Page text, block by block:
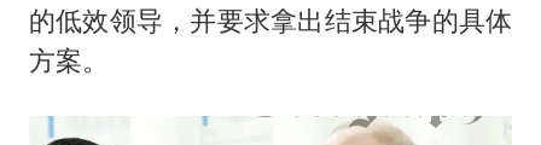
的低效领导，并要求拿出结束战争的具体
方案。